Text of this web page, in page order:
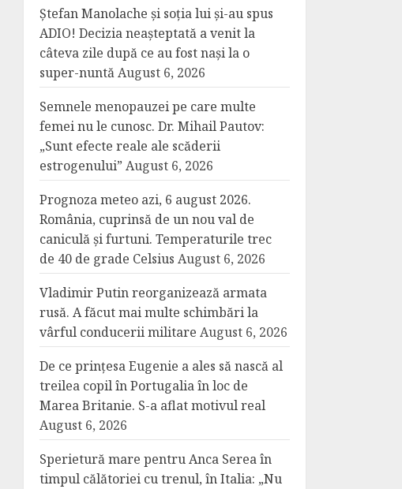
Ștefan Manolache și soția lui și-au spus
ADIO! Decizia neașteptată a venit la
câteva zile după ce au fost nași la o
super-nuntăAugust 6, 2026
Semnele menopauzei pe care multe
femei nu le cunosc. Dr. Mihail Pautov:
„Sunt efecte reale ale scăderii
estrogenului” August 6, 2026
Prognoza meteo azi, 6 august 2026.
România, cuprinsă de un nou val de
caniculă și furtuni. Temperaturile trec
de 40 de grade Celsius August 6, 2026
Vladimir Putin reorganizează armata
rusă. A făcut mai multe schimbări la
vârful conducerii militare August 6, 2026
De ce prințesa Eugenie a ales să nască al
treilea copil în Portugalia în loc de
Marea Britanie. S-a aflat motivul real
August 6, 2026
Sperietură mare pentru Anca Serea în
timpul călătoriei cu trenul, în Italia: „Nu